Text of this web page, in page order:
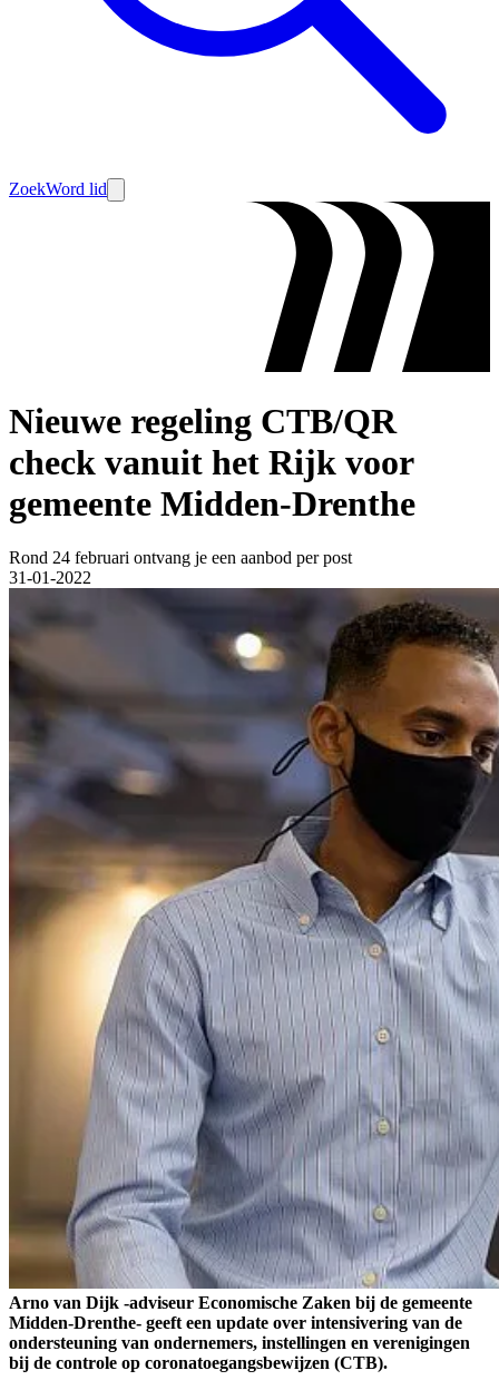
ZoekWord lid
Nieuwe regeling CTB/QR
check vanuit het Rijk voor
gemeente Midden-Drenthe
Rond 24 februari ontvang je een aanbod per post
31-01-2022
Arno van Dijk -adviseur Economische Zaken bij de gemeente
Midden-Drenthe- geeft een update over intensivering van de
ondersteuning van ondernemers, instellingen en verenigingen
bij de controle op coronatoegangsbewijzen (CTB).